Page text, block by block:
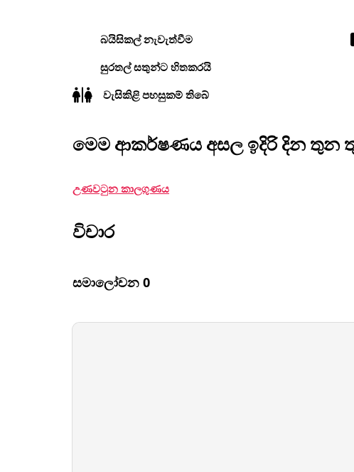
බයිසිකල් නැවැත්වීම
සුරතල් සතුන්ට හිතකරයි
වැසිකිළි පහසුකම් තිබේ
මෙම ආකර්ෂණය අසල ඉදිරි දින තුන
උණවටුන කාලගුණය
විචාර
සමාලෝචන 0